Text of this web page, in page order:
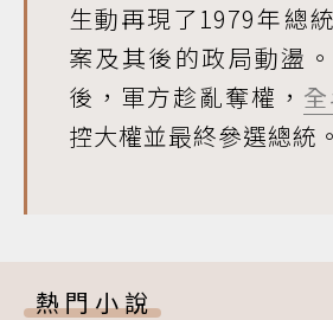
生動再現了1979年總
案及其後的政局動盪
後，軍方趁亂奪權，
控大權並最終參選總統。
熱門小說